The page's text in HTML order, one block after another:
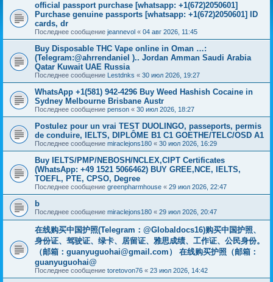
official passport purchase [whatsapp: +1(672)2050601]
Purchase genuine passports [whatsapp: +1(672)2050601] ID
cards, dr
Последнее сообщение jeannevol « 04 авг 2026, 11:45
Buy Disposable THC Vape online in Oman …:
(Telegram:@ahrrendaniel ).. Jordan Amman Saudi Arabia
Qatar Kuwait UAE Russia
Последнее сообщение Lestdnks « 30 июл 2026, 19:27
WhatsApp +1(581) 942-4296 Buy Weed Hashish Cocaine in
Sydney Melbourne Brisbane Austr
Последнее сообщение penson « 30 июл 2026, 18:27
Postulez pour un vrai TEST DUOLINGO, passeports, permis
de conduire, IELTS, DIPLÔME B1 C1 GOETHE/TELC/OSD A1
Последнее сообщение miraclejons180 « 30 июл 2026, 16:29
Buy IELTS/PMP/NEBOSH/NCLEX,CIPT Certificates
(WhatsApp: +49 1521 5066462) BUY GREE,NCE, IELTS,
TOEFL, PTE, CPSO, Degree
Последнее сообщение greenpharmhouse « 29 июл 2026, 22:47
b
Последнее сообщение miraclejons180 « 29 июл 2026, 20:47
在线购买中国护照(Telegram：@Globaldocs16)购买中国护照、
身份证、驾驶证、绿卡、居留证、雅思成绩、工作证、公民身份。
（邮箱： guanyuguohai@gmail.com ） 在线购买护照（邮箱：
guanyuguohai@
Последнее сообщение toretovon76 « 23 июл 2026, 14:42